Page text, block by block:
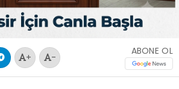
+ -
ABONE OL